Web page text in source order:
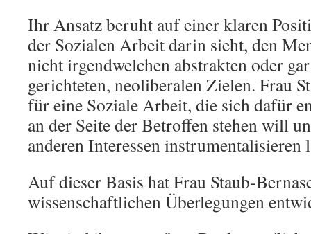
Ihr Ansatz beruht auf einer klaren
der Sozialen Arbeit darin sieht, den
nicht irgendwelchen abstrakten oder
gerichteten, neoliberalen Zielen. Frau
für eine Soziale Arbeit, die sich dafür
an der Seite der Betroffen stehen will
anderen Interessen instrumentalisieren
Auf dieser Basis hat Frau Staub-
wissenschaftlichen Überlegungen